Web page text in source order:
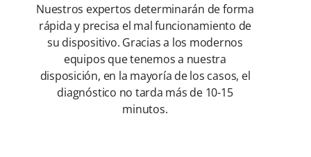
Nuestros expertos determinarán de forma
rápida y precisa el mal funcionamiento de
su dispositivo. Gracias a los modernos
equipos que tenemos a nuestra
disposición, en la mayoría de los casos, el
diagnóstico no tarda más de 10-15
minutos.